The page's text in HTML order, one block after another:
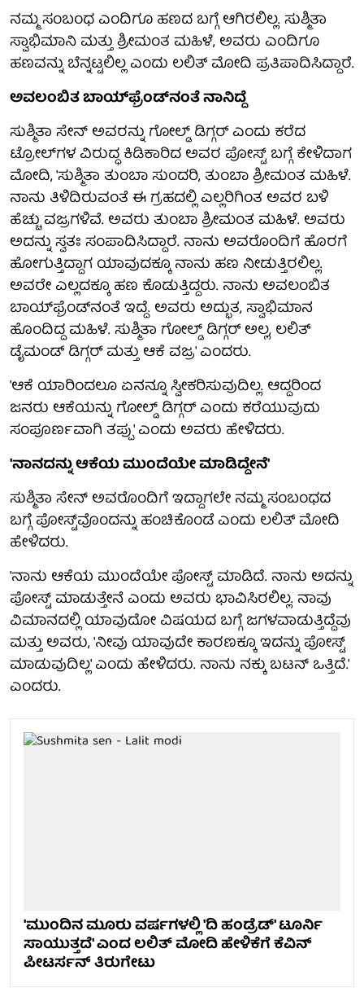
ನಮ್ಮ ಸಂಬಂಧ ಎಂದಿಗೂ ಹಣದ ಬಗ್ಗೆ ಆಗಿರಲಿಲ್ಲ. ಸುಶ್ಮಿತಾ
ಸ್ವಾಭಿಮಾನಿ ಮತ್ತು ಶ್ರೀಮಂತ ಮಹಿಳೆ, ಅವರು ಎಂದಿಗೂ
ಹಣವನ್ನು ಬೆನ್ನಟ್ಟಲಿಲ್ಲ ಎಂದು ಲಲಿತ್ ಮೋದಿ ಪ್ರತಿಪಾದಿಸಿದ್ದಾರೆ.
ಅವಲಂಬಿತ ಬಾಯ್‌ಫ್ರೆಂಡ್‌ನಂತೆ ನಾನಿದ್ದೆ
ಸುಶ್ಮಿತಾ ಸೇನ್ ಅವರನ್ನು ಗೋಲ್ಡ್ ಡಿಗ್ಗರ್ ಎಂದು ಕರೆದ
ಟ್ರೋಲ್‌ಗಳ ವಿರುದ್ಧ ಕಿಡಿಕಾರಿದ ಅವರ ಪೋಸ್ಟ್ ಬಗ್ಗೆ ಕೇಳಿದಾಗ
ಮೋದಿ, 'ಸುಶ್ಮಿತಾ ತುಂಬಾ ಸುಂದರಿ, ತುಂಬಾ ಶ್ರೀಮಂತ ಮಹಿಳೆ.
ನಾನು ತಿಳಿದಿರುವಂತೆ ಈ ಗ್ರಹದಲ್ಲಿ ಎಲ್ಲರಿಗಿಂತ ಅವರ ಬಳಿ
ಹೆಚ್ಚು ವಜ್ರಗಳಿವೆ. ಅವರು ತುಂಬಾ ಶ್ರೀಮಂತ ಮಹಿಳೆ. ಅವರು
ಅದನ್ನು ಸ್ವತಃ ಸಂಪಾದಿಸಿದ್ದಾರೆ. ನಾನು ಅವರೊಂದಿಗೆ ಹೊರಗೆ
ಹೋಗುತ್ತಿದ್ದಾಗ ಯಾವುದಕ್ಕೂ ನಾನು ಹಣ ನೀಡುತ್ತಿರಲಿಲ್ಲ.
ಅವರೇ ಎಲ್ಲದಕ್ಕೂ ಹಣ ಕೊಡುತ್ತಿದ್ದರು. ನಾನು ಅವಲಂಬಿತ
ಬಾಯ್‌ಫ್ರೆಂಡ್‌ನಂತೆ ಇದ್ದೆ. ಅವರು ಅದ್ಭುತ, ಸ್ವಾಭಿಮಾನ
ಹೊಂದಿದ್ದ ಮಹಿಳೆ. ಸುಶ್ಮಿತಾ ಗೋಲ್ಡ್ ಡಿಗ್ಗರ್ ಅಲ್ಲ, ಲಲಿತ್
ಡೈಮಂಡ್ ಡಿಗ್ಗರ್ ಮತ್ತು ಆಕೆ ವಜ್ರ' ಎಂದರು.
'ಆಕೆ ಯಾರಿಂದಲೂ ಏನನ್ನೂ ಸ್ವೀಕರಿಸುವುದಿಲ್ಲ. ಆದ್ದರಿಂದ
ಜನರು ಆಕೆಯನ್ನು ಗೋಲ್ಡ್ ಡಿಗ್ಗರ್ ಎಂದು ಕರೆಯುವುದು
ಸಂಪೂರ್ಣವಾಗಿ ತಪ್ಪು' ಎಂದು ಅವರು ಹೇಳಿದರು.
'ನಾನದನ್ನು ಆಕೆಯ ಮುಂದೆಯೇ ಮಾಡಿದ್ದೇನೆ'
ಸುಶ್ಮಿತಾ ಸೇನ್ ಅವರೊಂದಿಗೆ ಇದ್ದಾಗಲೇ ನಮ್ಮ ಸಂಬಂಧದ
ಬಗ್ಗೆ ಪೋಸ್ಟ್‌ವೊಂದನ್ನು ಹಂಚಿಕೊಂಡೆ ಎಂದು ಲಲಿತ್ ಮೋದಿ
ಹೇಳಿದರು.
'ನಾನು ಆಕೆಯ ಮುಂದೆಯೇ ಪೋಸ್ಟ್ ಮಾಡಿದೆ. ನಾನು ಅದನ್ನು
ಪೋಸ್ಟ್ ಮಾಡುತ್ತೇನೆ ಎಂದು ಅವರು ಭಾವಿಸಿರಲಿಲ್ಲ. ನಾವು
ವಿಮಾನದಲ್ಲಿ ಯಾವುದೋ ವಿಷಯದ ಬಗ್ಗೆ ಜಗಳವಾಡುತ್ತಿದ್ದೆವು
ಮತ್ತು ಅವರು, 'ನೀವು ಯಾವುದೇ ಕಾರಣಕ್ಕೂ ಇದನ್ನು ಪೋಸ್ಟ್
ಮಾಡುವುದಿಲ್ಲ' ಎಂದು ಹೇಳಿದರು. ನಾನು ನಕ್ಕು ಬಟನ್ ಒತ್ತಿದೆ.'
ಎಂದರು.
'ಮುಂದಿನ ಮೂರು ವರ್ಷಗಳಲ್ಲಿ 'ದಿ ಹಂಡ್ರೆಡ್' ಟೂರ್ನಿ
ಸಾಯುತ್ತದೆ' ಎಂದ ಲಲಿತ್ ಮೋದಿ ಹೇಳಿಕೆಗೆ ಕೆವಿನ್
ಪೀಟರ್ಸನ್ ತಿರುಗೇಟು